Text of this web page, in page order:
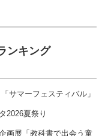
ンキング
サマーフェスティバル」
2026夏祭り
画展「教科書で出会う童